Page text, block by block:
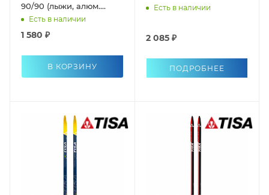
90/90 (лыжи, алюм.
палки, унив. крепления)
Есть в наличии
1 580 ₽
В КОРЗИНУ
Есть в наличии
2 085 ₽
ПОДРОБНЕЕ